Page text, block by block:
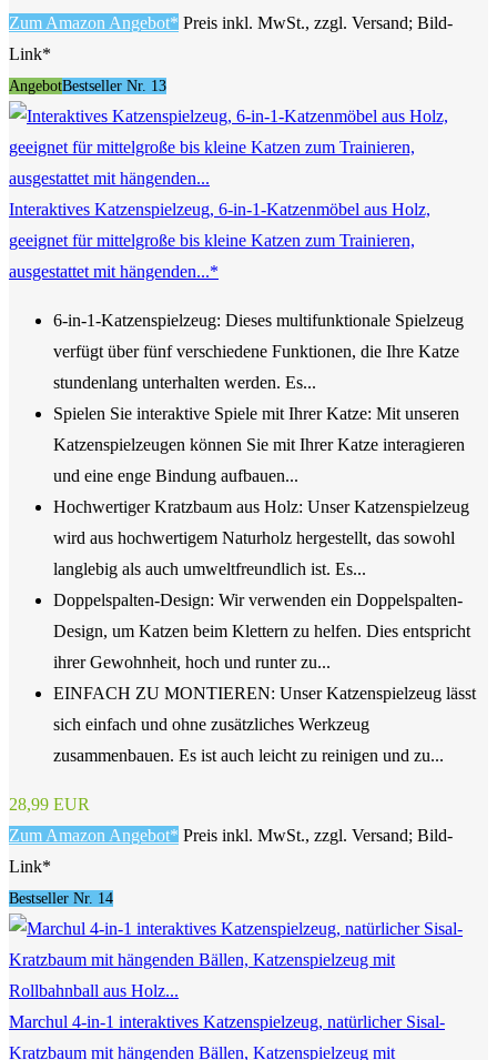
Zum Amazon Angebot* Preis inkl. MwSt., zzgl. Versand; Bild-
Link*
AngebotBestseller Nr. 13
Interaktives Katzenspielzeug, 6-in-1-Katzenmöbel aus Holz,
geeignet für mittelgroße bis kleine Katzen zum Trainieren,
ausgestattet mit hängenden...*
6-in-1-Katzenspielzeug: Dieses multifunktionale Spielzeug
verfügt über fünf verschiedene Funktionen, die Ihre Katze
stundenlang unterhalten werden. Es...
Spielen Sie interaktive Spiele mit Ihrer Katze: Mit unseren
Katzenspielzeugen können Sie mit Ihrer Katze interagieren
und eine enge Bindung aufbauen...
Hochwertiger Kratzbaum aus Holz: Unser Katzenspielzeug
wird aus hochwertigem Naturholz hergestellt, das sowohl
langlebig als auch umweltfreundlich ist. Es...
Doppelspalten-Design: Wir verwenden ein Doppelspalten-
Design, um Katzen beim Klettern zu helfen. Dies entspricht
ihrer Gewohnheit, hoch und runter zu...
EINFACH ZU MONTIEREN: Unser Katzenspielzeug lässt
sich einfach und ohne zusätzliches Werkzeug
zusammenbauen. Es ist auch leicht zu reinigen und zu...
28,99 EUR
Zum Amazon Angebot* Preis inkl. MwSt., zzgl. Versand; Bild-
Link*
Bestseller Nr. 14
Marchul 4-in-1 interaktives Katzenspielzeug, natürlicher Sisal-
Kratzbaum mit hängenden Bällen, Katzenspielzeug mit